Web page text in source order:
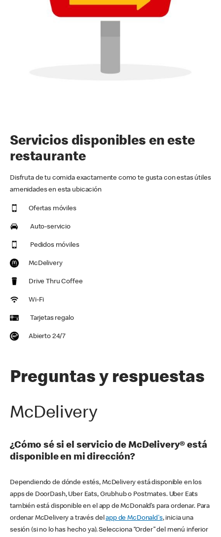
Servicios disponibles en este
restaurante
Disfruta de tu comida exactamente como te gusta con estas útiles
amenidades en esta ubicación
Ofertas móviles
Auto-servicio
Pedidos móviles
McDelivery
Drive Thru Coffee
Wi-Fi
Tarjetas regalo
Abierto 24/7
Preguntas y respuestas
McDelivery
¿Cómo sé si el servicio de McDelivery® está
disponible en mi dirección?
Dependiendo de dónde estés, McDelivery está disponible en los
apps de DoorDash, Uber Eats, Grubhub o Postmates. Uber Eats
también está disponible en el app de McDonald’s para ordenar. Para
ordenar McDelivery a través delapp de McDonald's, inicia una
sesión (si no lo has hecho ya). Selecciona “Order” del menú inferior